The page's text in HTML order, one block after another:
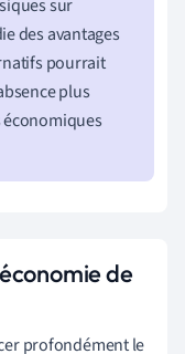
sur
des avantages
pourrait
plus
de
profondément le